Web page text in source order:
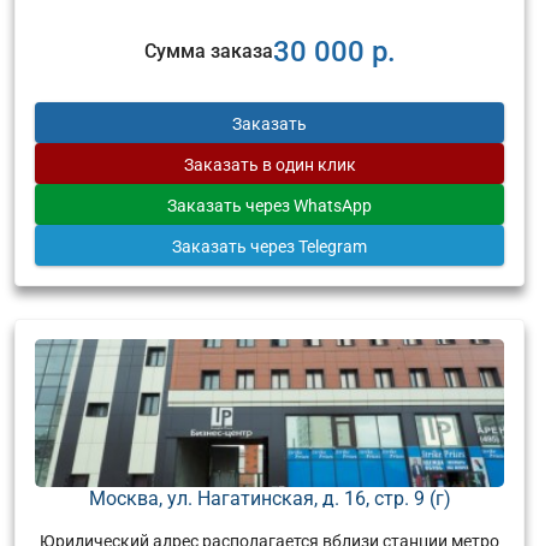
Сумма заказа30 000 р.
Заказать
Заказать в один клик
Заказать через WhatsApp
Заказать через Telegram
Москва, ул. Нагатинская, д. 16, стр. 9 (г)
Юридический адрес располагается вблизи станции метро